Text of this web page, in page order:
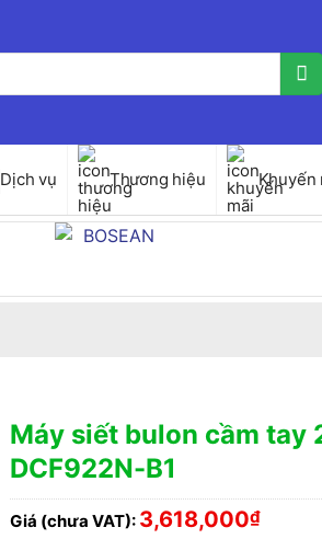
Dịch vụ Thương hiệu Khuyến
Máy siết bulon cầm tay
DCF922N-B1
Giá (chưa VAT): 3,618,000₫